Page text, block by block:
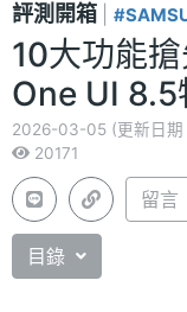
評測開箱
10大功能
One UI 8.5
2026-03-05 (更新日
20171
留言
目錄